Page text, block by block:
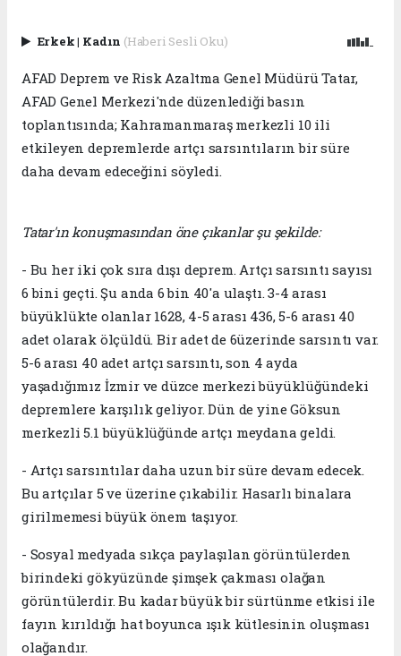
Erkek| Kadın (Haberi Sesli Oku)
AFAD Deprem ve Risk Azaltma Genel Müdürü Tatar,
AFAD Genel Merkezi'nde düzenlediği basın
toplantısında; Kahramanmaraş merkezli 10 ili
etkileyen depremlerde artçı sarsıntıların bir süre
daha devam edeceğini söyledi.
Tatar'ın konuşmasından öne çıkanlar şu şekilde:
- Bu her iki çok sıra dışı deprem. Artçı sarsıntı sayısı
6 bini geçti. Şu anda 6 bin 40'a ulaştı. 3-4 arası
büyüklükte olanlar 1628, 4-5 arası 436, 5-6 arası 40
adet olarak ölçüldü. Bir adet de 6üzerinde sarsıntı var.
5-6 arası 40 adet artçı sarsıntı, son 4 ayda
yaşadığımız İzmir ve düzce merkezi büyüklüğündeki
depremlere karşılık geliyor. Dün de yine Göksun
merkezli 5.1 büyüklüğünde artçı meydana geldi.
- Artçı sarsıntılar daha uzun bir süre devam edecek.
Bu artçılar 5 ve üzerine çıkabilir. Hasarlı binalara
girilmemesi büyük önem taşıyor.
- Sosyal medyada sıkça paylaşılan görüntülerden
birindeki gökyüzünde şimşek çakması olağan
görüntülerdir. Bu kadar büyük bir sürtünme etkisi ile
fayın kırıldığı hat boyunca ışık kütlesinin oluşması
olağandır.